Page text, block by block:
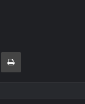
E-Posta ile paylaş Yazdır